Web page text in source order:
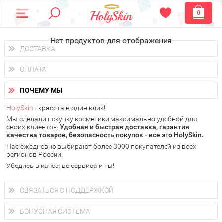
0
Нет продуктов для отображения
ДОСТАВКА
Доставка осуществляетсяпо всем городам России.
Вы можете выбрать доставку курьером, Почтой России или
получить заказ в пунктах выдачи PickPoint или пункте
самовывоза.
В 20 городах России доставка осуществляется ужена
следующий день.
у Вас всегда есть возможность получитьбесплатную
доставку от HolySkin.
подробнее об условиях доставки и оплаты в Вашем городе
ОПЛАТА
Вы можете оплатить свой заказ любым удобным способом:
наличными деньгами (
через интернет-банк (Альфа-банк, Сбербанк) и другими
электронными способами.
ПОЧЕМУ МЫ
HolySkin - красота в один клик!
Мы сделали покупку косметики максимально удобной для
своих клиентов. Удобная и быстрая доставка, гарантия
качества товаров, безопасность покупок - все это HolySkin.
Нас ежедневно выбирают более 3000 покупателей из всех
регионов России.
Убедись в качестве сервиса и ты!
СВЯЗАТЬСЯ С ПОДДЕРЖКОЙ
+7 (800) 707-24-55
Мы будем рады ответить на все Ваши вопросы по работе
магазина, проконсультировать по товарам, рассказать о
БОНУСНАЯ СИСТЕМА